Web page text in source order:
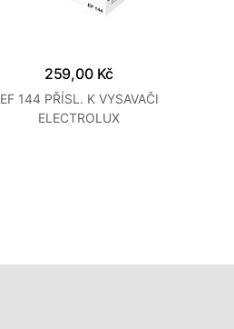
259,00 Kč
EF 144 PŘÍSL. K VYSAVAČI
ELECTROLUX